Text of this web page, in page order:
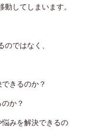
してしまいます。
ではなく、
きるのか？
か？
みを解決できるの